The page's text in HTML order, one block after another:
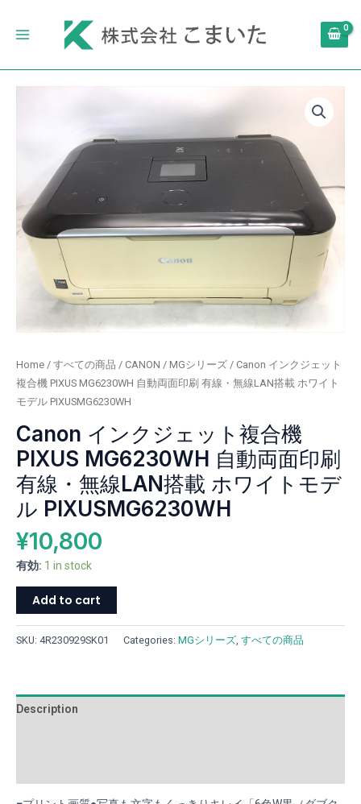
Menu
Home / すべての商品 / CANON / MGシリーズ / Canon インクジェット
複合機 PIXUS MG6230WH 自動両面印刷 有線・無線LAN搭載 ホワイト
モデル PIXUSMG6230WH
Canon インクジェット複合機
PIXUS MG6230WH 自動両面印刷
有線・無線LAN搭載 ホワイトモデ
ル PIXUSMG6230WH
¥10,800
有効: 1 in stock
ッ
ト
自
両
面
印
刷
線・
無
線
LAN
搭
載
イ
PIXUSMG6230WH
Add to cart
SKU: 4R230929SK01 Categories: MGシリーズ すべての商品
Description